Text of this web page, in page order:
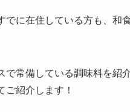
でに在住している方も、和
常備している調味料を紹介
ご紹介します！